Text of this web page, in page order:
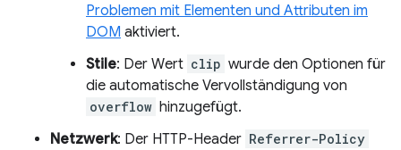
Problemen mit Elementen und Attributen im
DOM aktiviert.
Stile: Der Wert clip wurde den Optionen für
die automatische Vervollständigung von
overflow hinzugefügt.
Netzwerk: Der HTTP-Header Referrer-Policy